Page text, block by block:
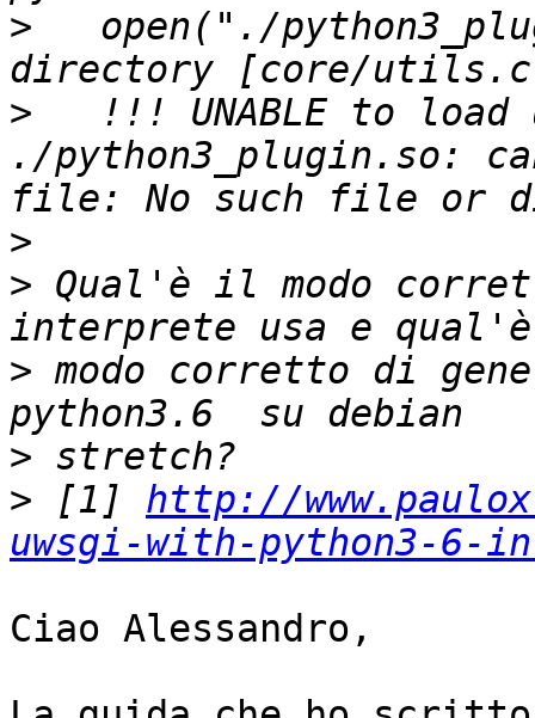
>
open("./
>
!!! UNABLE to load
./python3_plugin.so:
>
> Qual'è il modo
> modo corretto di
>
> [1] http://
uwsgi-with-python3-6-
Ciao Alessandro,